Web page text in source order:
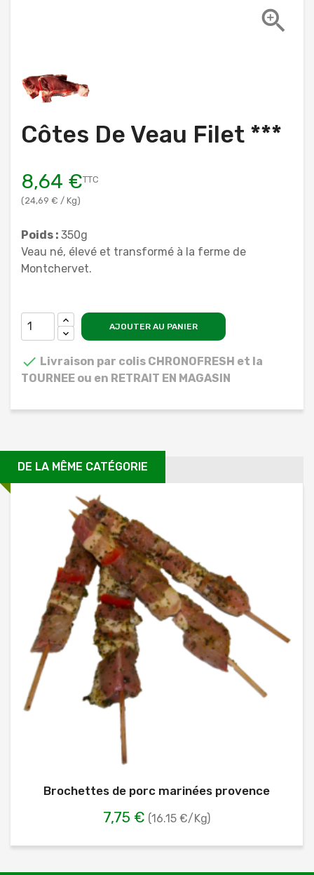

Côtes De Veau Filet ***
8,64 €
(24,69 € / Kg)
TTC
Poids : 350g
Veau né, élevé et transformé à la ferme de
Montchervet.
AJOUTER AU PANIER
 Livraison par colis CHRONOFRESH et la
TOURNEE ou en RETRAIT EN MAGASIN
DE LA MÊME CATÉGORIE
Brochettes de porc marinées provence
7,75 € (16.15 €/Kg)